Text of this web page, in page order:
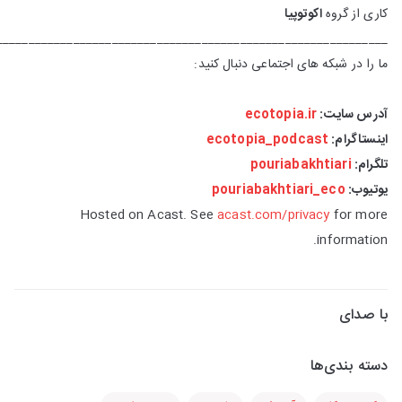
کاری از گروهاکوتوپیا
ما را در شبکه های اجتماعی دنبال کنید:
آدرس سایت:ecotopia.ir
اینستاگرام: ecotopia_podcast
تلگرام: pouriabakhtiari
یوتیوب: pouriabakhtiari_eco
Hosted on Acast. Seeacast.com/privacy for more
information.
با صدای
دسته بندی‌ها